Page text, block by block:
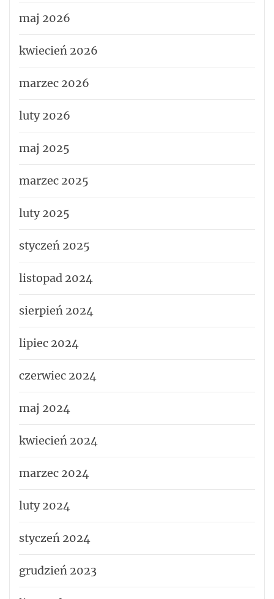
maj 2026
kwiecień 2026
marzec 2026
luty 2026
maj 2025
marzec 2025
luty 2025
styczeń 2025
listopad 2024
sierpień 2024
lipiec 2024
czerwiec 2024
maj 2024
kwiecień 2024
marzec 2024
luty 2024
styczeń 2024
grudzień 2023